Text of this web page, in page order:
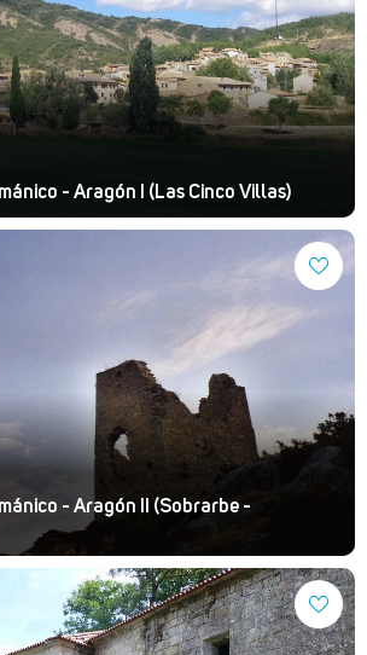
- Aragón I (Las Cinco Villas)
- Aragón II (Sobrarbe -